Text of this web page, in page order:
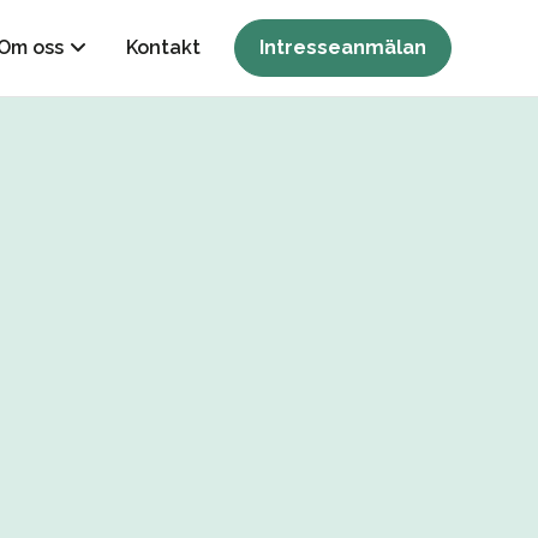
oss Kontakt Intresseanmälan